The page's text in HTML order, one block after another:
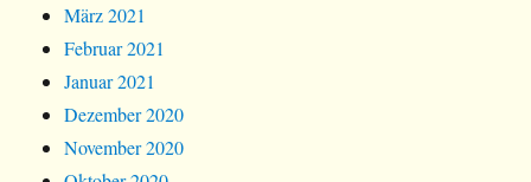
März 2021
Februar 2021
Januar 2021
Dezember 2020
November 2020